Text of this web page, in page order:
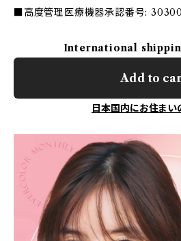
■高度管理医療機器承認番号:
International
Add to
日本国内にお住まい